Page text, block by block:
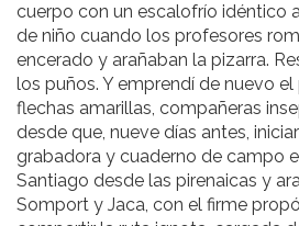
cuerpo con un escalofrío idéntico
de niño cuando los profesores
encerado y arañaban la pizarra.
los puños. Y emprendí de nuevo
flechas amarillas, compañeras
desde que, nueve días antes,
grabadora y cuaderno de campo
Santiago desde las pirenaicas y
Somport y Jaca, con el firme